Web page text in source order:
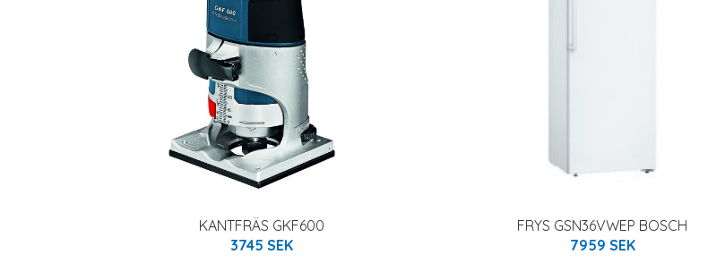
KANTFRÄS GKF600
3745 SEK
FRYS GSN36VWEP BOSCH
7959 SEK